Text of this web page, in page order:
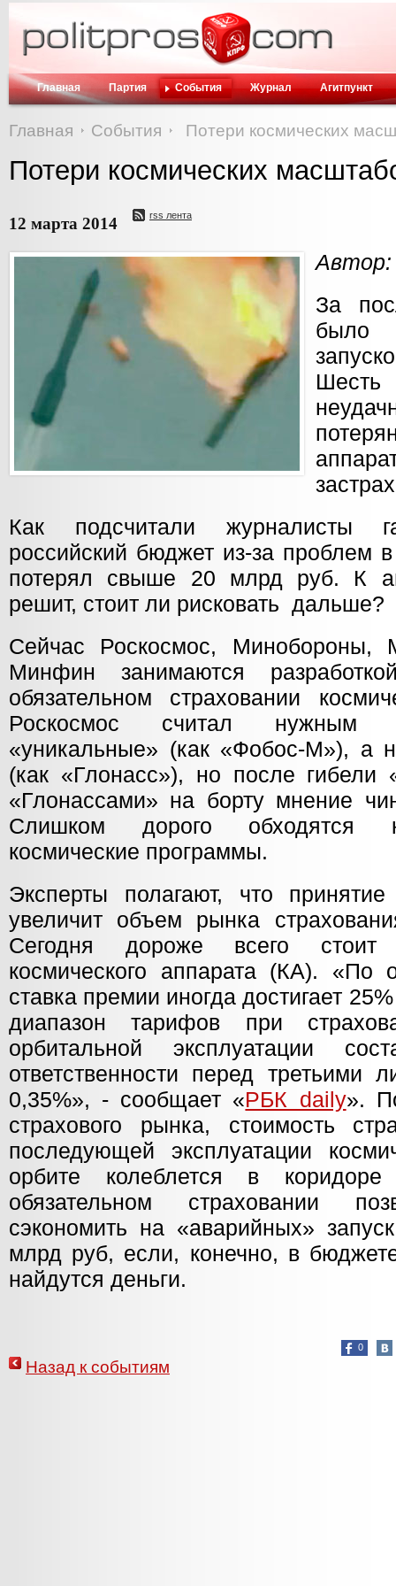
Главная Партия События Журнал Агитпункт
Главная События Потери космических
Потери космических
12 марта 2014 rss лента
Автор:
За
было
Шесть
Как подсчитали журналисты
российский бюджет из-за проблем
потерял свыше 20 млрд руб. К
решит, стоит ли рисковать дальше?
Сейчас Роскосмос, Минобороны,
Минфин занимаются
обязательном страховании
Роскосмос считал нужным
«уникальные» (как «Фобос-М»), а
(как «Глонасс»), но после
«Глонассами» на борту мнение
Слишком дорого обходятся
космические программы.
Эксперты полагают, что
увеличит объем рынка
Сегодня дороже всего стоит
космического аппарата (КА). «По
ставка премии иногда достигает
диапазон тарифов при
орбитальной эксплуатации
ответственности перед
0,35%», - сообщает «РБК daily».
страхового рынка, стоимость
последующей эксплуатации
орбите колеблется в
обязательном страховании
сэкономить на «аварийных»
млрд руб, если, конечно, в
найдутся деньги.
0
Назад к событиям